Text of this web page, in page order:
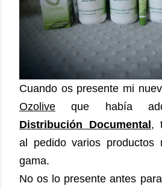
Cuando os presente mi
Ozolive que había
Distribución Documental ,
al pedido varios productos
gama.
No os lo presente antes